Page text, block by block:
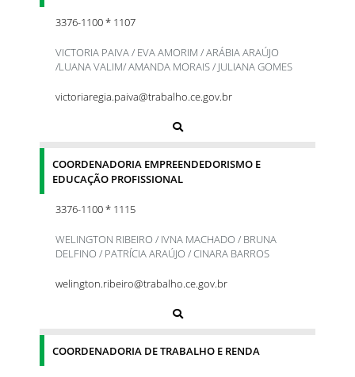
3376-1100 * 1107
VICTORIA PAIVA / EVA AMORIM / ARÁBIA ARAÚJO
/LUANA VALIM/ AMANDA MORAIS / JULIANA GOMES
victoriaregia.paiva@trabalho.ce.gov.br
COORDENADORIA EMPREENDEDORISMO E
EDUCAÇÃO PROFISSIONAL
3376-1100 * 1115
WELINGTON RIBEIRO / IVNA MACHADO / BRUNA
DELFINO / PATRÍCIA ARAÚJO / CINARA BARROS
welington.ribeiro@trabalho.ce.gov.br
COORDENADORIA DE TRABALHO E RENDA